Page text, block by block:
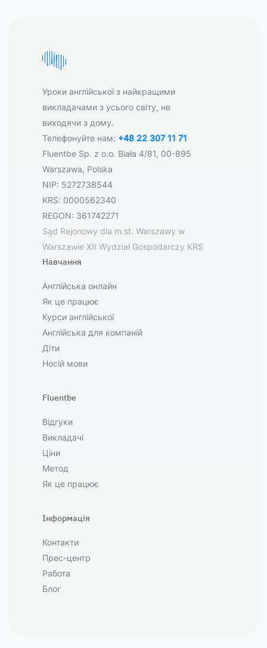
Уроки англійської з найкращими
викладачами з усього світу, не
виходячи з дому.
Телефонуйте нам: +48 22 307 11 71
Fluentbe Sp. z o.o. Biała 4/81, 00-895
Warszawa, Polska
NIP: 5272738544
KRS: 0000562340
REGON: 361742271
Sąd Rejonowy dla m.st. Warszawy w
Warszawie XII Wydział Gospodarczy KRS
Навчання
Англійська онлайн
Як це працює
Курси англійської
Англійська для компаній
Діти
Носій мови
Fluentbe
Відгуки
Викладачі
Ціни
Метод
Як це працює
Інформація
Контакти
Прес-центр
Работа
Блог